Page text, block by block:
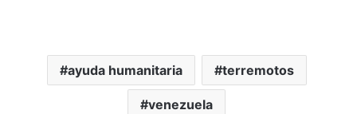
ayuda humanitaria terremotos
venezuela